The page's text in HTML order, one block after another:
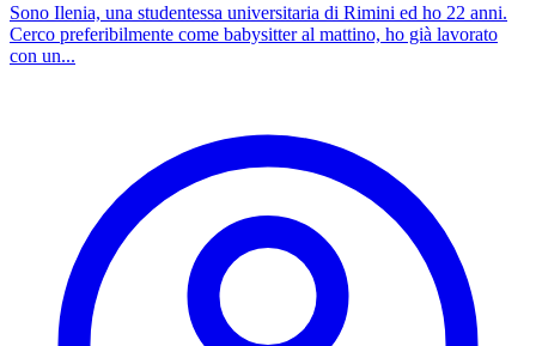
Sono Ilenia, una studentessa universitaria di Rimini ed ho 22 anni.
Cerco preferibilmente come babysitter al mattino, ho già lavorato
con un...